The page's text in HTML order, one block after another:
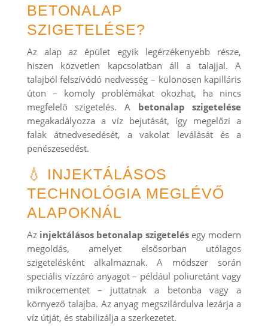
BETONALAP
SZIGETELÉSE?
Az alap az épület egyik legérzékenyebb része,
hiszen közvetlen kapcsolatban áll a talajjal. A
talajból felszívódó nedvesség – különösen kapilláris
úton – komoly problémákat okozhat, ha nincs
megfelelő szigetelés. A betonalap szigetelése
megakadályozza a víz bejutását, így megelőzi a
falak átnedvesedését, a vakolat leválását és a
penészesedést.
💧 INJEKTÁLÁSOS
TECHNOLÓGIA MEGLÉVŐ
ALAPOKNÁL
Az injektálásos betonalap szigetelés egy modern
megoldás, amelyet elsősorban utólagos
szigetelésként alkalmaznak. A módszer során
speciális vízzáró anyagot – például poliuretánt vagy
mikrocementet – juttatnak a betonba vagy a
környező talajba. Az anyag megszilárdulva lezárja a
víz útját, és stabilizálja a szerkezetet.